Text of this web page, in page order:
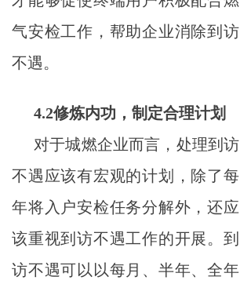
气安检工作，帮助企业消除到访
不遇。
4.2修炼内功，制定合理计划
对于城燃企业而言，处理到访
不遇应该有宏观的计划，除了每
年将入户安检任务分解外，还应
该重视到访不遇工作的开展。到
访不遇可以以每月、半年、全年